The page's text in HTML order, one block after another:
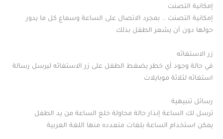
إمكانية التصنت
إمكانية التصنت .. بمجرد الاتصال على الساعة وسماع كل ما يدور
حولها دون أن يشعر الطفل بذلك
زر الاستغاثه
في حالة وجود أي خطر يضغط الطفل على زر الاستغاثه ليرسل رسالة
استغاثه لثلاثة موبايلات
رسائل تنبيهية
ترسل لك الساعة إنذار حالة محاولة خلع الساعة من يد الطفل
يمكن استخدام الساعة بلغات متعدده منها اللغة العربية